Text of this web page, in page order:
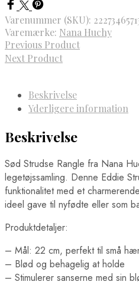
Varenummer (SKU):
Varemærke: Nana Huchy
Previous Product
Next Product
Beskrivelse
Yderligere information
Beskrivelse
Sød Strudse Rangle fra Nana
legetøjssamling. Denne Eddie
funktionalitet med et
ideel gave til nyfødte eller som
Produktdetaljer:
– Mål: 22 cm, perfekt til små
– Blød og behagelig at holde
– Stimulerer sanserne med sin